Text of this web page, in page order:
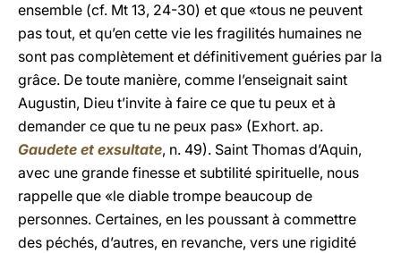
ensemble (cf. Mt 13, 24-30) et que «tous ne peuvent
pas tout, et qu’en cette vie les fragilités humaines ne
sont pas complètement et définitivement guéries par la
grâce. De toute manière, comme l’enseignait saint
Augustin, Dieu t’invite à faire ce que tu peux et à
demander ce que tu ne peux pas» (Exhort. ap.
Gaudete et exsultate, n. 49). Saint Thomas d’Aquin,
avec une grande finesse et subtilité spirituelle, nous
rappelle que «le diable trompe beaucoup de
personnes. Certaines, en les poussant à commettre
des péchés, d’autres, en revanche, vers une rigidité